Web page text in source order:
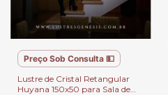
Preço Sob Consulta 💵
Lustre de Cristal Retangular
Huyana 150x50 para Sala de